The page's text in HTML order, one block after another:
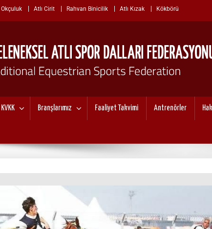
Okçuluk Atlı Cirit Rahvan Binicilik Atlı Kızak Kökbörü
ATLI SPOR DALLARI
Branşlarımız Faaliyet Takvimi Antrenörler